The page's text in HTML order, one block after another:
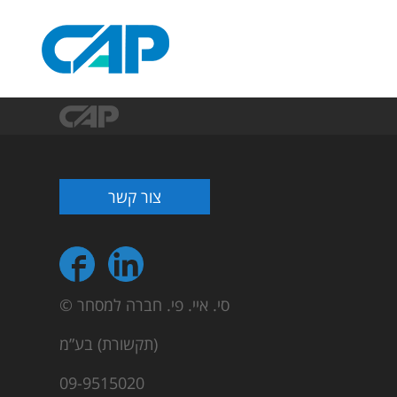
צור קשר
© סי. איי. פי. חברה למסחר
(תקשורת) בע”מ
09-9515020